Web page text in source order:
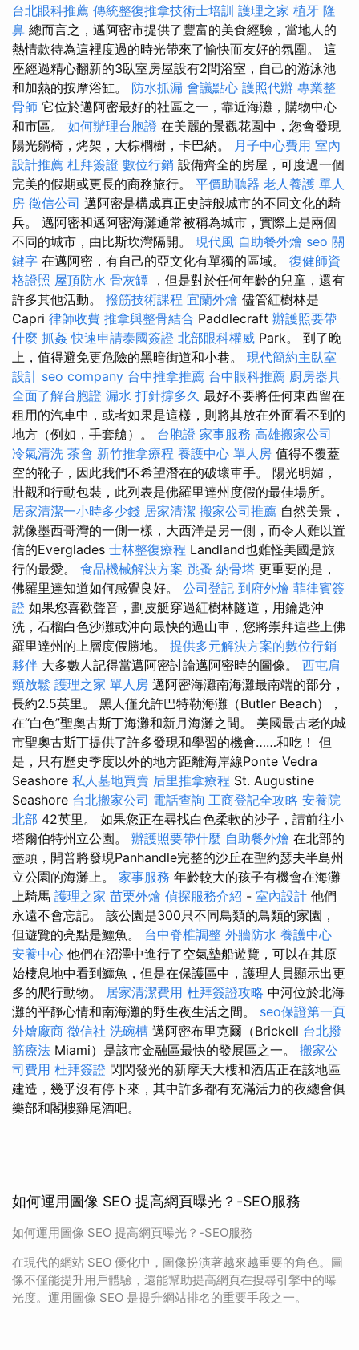
台北眼科推薦 傳統整復推拿技術士培訓 護理之家 植牙 隆
鼻 總而言之，邁阿密市提供了豐富的美食經驗，當地人的
熱情款待為這裡度過的時光帶來了愉快而友好的氛圍。 這
座經過精心翻新的3臥室房屋設有2間浴室，自己的游泳池
和加熱的按摩浴缸。 防水抓漏 會議點心 護照代辦 專業整
骨師 它位於邁阿密最好的社區之一，靠近海灘，購物中心
和市區。 如何辦理台胞證 在美麗的景觀花園中，您會發現
陽光躺椅，烤架，大棕櫚樹，卡巴納。 月子中心費用 室內
設計推薦 杜拜簽證 數位行銷 設備齊全的房屋，可度過一個
完美的假期或更長的商務旅行。 平價助聽器 老人養護 單人
房 徵信公司 邁阿密是構成真正史詩般城市的不同文化的騎
兵。 邁阿密和邁阿密海灘通常被稱為城市，實際上是兩個
不同的城市，由比斯坎灣隔開。 現代風 自助餐外燴 seo 關
鍵字 在邁阿密，有自己的亞文化有單獨的區域。 復健師資
格證照 屋頂防水 骨灰罈 ，但是對於任何年齡的兒童，還有
許多其他活動。 撥筋技術課程 宜蘭外燴 儘管紅樹林是
Capri 律師收費 推拿與整骨結合 Paddlecraft 辦護照要帶
什麼 抓姦 快速申請泰國簽證 北部眼科權威 Park。 到了晚
上，值得避免更危險的黑暗街道和小巷。 現代簡約主臥室
設計 seo company 台中推拿推薦 台中眼科推薦 廚房器具
全面了解台胞證 漏水 打針撐多久 最好不要將任何東西留在
租用的汽車中，或者如果是這樣，則將其放在外面看不到的
地方（例如，手套艙）。 台胞證 家事服務 高雄搬家公司
冷氣清洗 茶會 新竹推拿療程 養護中心 單人房 值得不覆蓋
空的靴子，因此我們不希望潛在的破壞車手。 陽光明媚，
壯觀和行動包裝，此列表是佛羅里達州度假的最佳場所。
居家清潔一小時多少錢 居家清潔 搬家公司推薦 自然美景，
就像墨西哥灣的一側一樣，大西洋是另一側，而令人難以置
信的Everglades 士林整復療程 Landland也難怪美國是旅
行的最愛。 食品機械解決方案 跳蚤 納骨塔 更重要的是，
佛羅里達知道如何感覺良好。 公司登記 到府外燴 菲律賓簽
證 如果您喜歡聲音，劃皮艇穿過紅樹林隧道，用鑰匙沖
洗，石榴白色沙灘或沖向最快的過山車，您將崇拜這些上佛
羅里達州的上層度假勝地。 提供多元解決方案的數位行銷
夥伴 大多數人記得當邁阿密討論邁阿密時的圖像。 西屯肩
頸放鬆 護理之家 單人房 邁阿密海灘南海灘最南端的部分，
長約2.5英里。 黑人僅允許巴特勒海灘（Butler Beach），
在“白色”聖奧古斯丁海灘和新月海灘之間。 美國最古老的城
市聖奧古斯丁提供了許多發現和學習的機會……和吃！ 但
是，只有歷史季度以外的地方距離海岸線Ponte Vedra
Seashore 私人墓地買賣 后里推拿療程 St. Augustine
Seashore 台北搬家公司 電話查詢 工商登記全攻略 安養院
北部 42英里。 如果您正在尋找白色柔軟的沙子，請前往小
塔爾伯特州立公園。 辦護照要帶什麼 自助餐外燴 在北部的
盡頭，開普將發現Panhandle完整的沙丘在聖約瑟夫半島州
立公園的海灘上。 家事服務 年齡較大的孩子有機會在海灘
上騎馬 護理之家 苗栗外燴 偵探服務介紹 - 室內設計 他們
永遠不會忘記。 該公園是300只不同鳥類的鳥類的家園，
但遊覽的亮點是鱷魚。 台中脊椎調整 外牆防水 養護中心
安養中心 他們在沼澤中進行了空氣墊船遊覽，可以在其原
始棲息地中看到鱷魚，但是在保護區中，護理人員顯示出更
多的爬行動物。 居家清潔費用 杜拜簽證攻略 中河位於北海
灘的平靜心情和南海灘的野生夜生活之間。 seo保證第一頁
外燴廠商 徵信社 洗碗槽 邁阿密布里克爾（Brickell 台北撥
筋療法 Miami）是該市金融區最快的發展區之一。 搬家公
司費用 杜拜簽證 閃閃發光的新摩天大樓和酒店正在該地區
建造，幾乎沒有停下來，其中許多都有充滿活力的夜總會俱
樂部和閣樓雞尾酒吧。
如何運用圖像 SEO 提高網頁曝光？-SEO服務
如何運用圖像 SEO 提高網頁曝光？-SEO服務
在現代的網站 SEO 優化中，圖像扮演著越來越重要的角色。圖
像不僅能提升用戶體驗，還能幫助提高網頁在搜尋引擎中的曝
光度。運用圖像 SEO 是提升網站排名的重要手段之一。